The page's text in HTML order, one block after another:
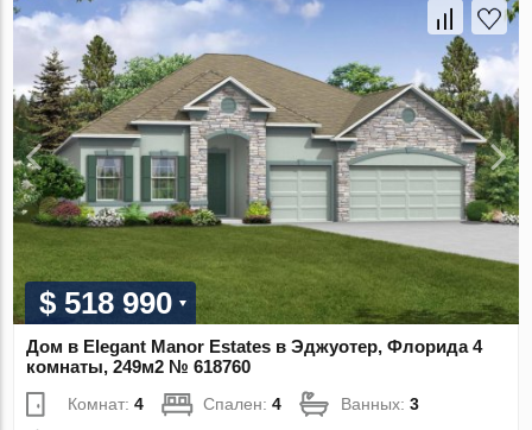
$ 518 990
Дом в Elegant Manor Estates в Эджуотер, Флорида 4
комнаты, 249м2 № 618760
Комнат:4 Спален:4 Ванных:3